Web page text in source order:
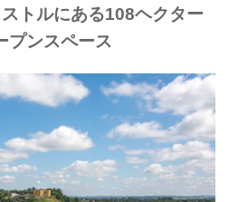
トルにある108ヘクター
プンスペース